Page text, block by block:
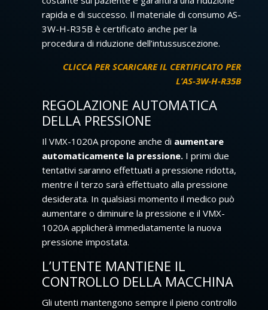
rapida e di successo. Il materiale di consumo AS-
3W-H-R35B è certificato anche per la
procedura di riduzione dell’intussuscezione.
CLICCA PER SCARICARE IL CERTIFICATO PER
L’AS-3W-H-R35B
REGOLAZIONE AUTOMATICA
DELLA PRESSIONE
Il VMX-1020A propone anche di aumentare
automaticamente la pressione.I primi due
tentativi saranno effettuati a pressione ridotta,
mentre il terzo sarà effettuato alla pressione
desiderata. In qualsiasi momento il medico può
aumentare o diminuire la pressione e il VMX-
1020A applicherà immediatamente la nuova
pressione impostata.
L’UTENTE MANTIENE IL
CONTROLLO DELLA MACCHINA
Gli utenti mantengono sempre il pieno controllo